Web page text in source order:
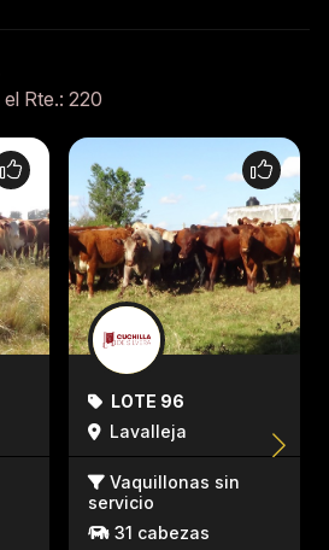
Rte.: 220
LOTE 96
Lavalleja
Vaquillonas sin
servicio
31 cabezas